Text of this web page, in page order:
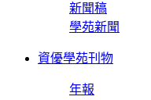
新聞稿
學苑新聞
資優學苑刊物
年報